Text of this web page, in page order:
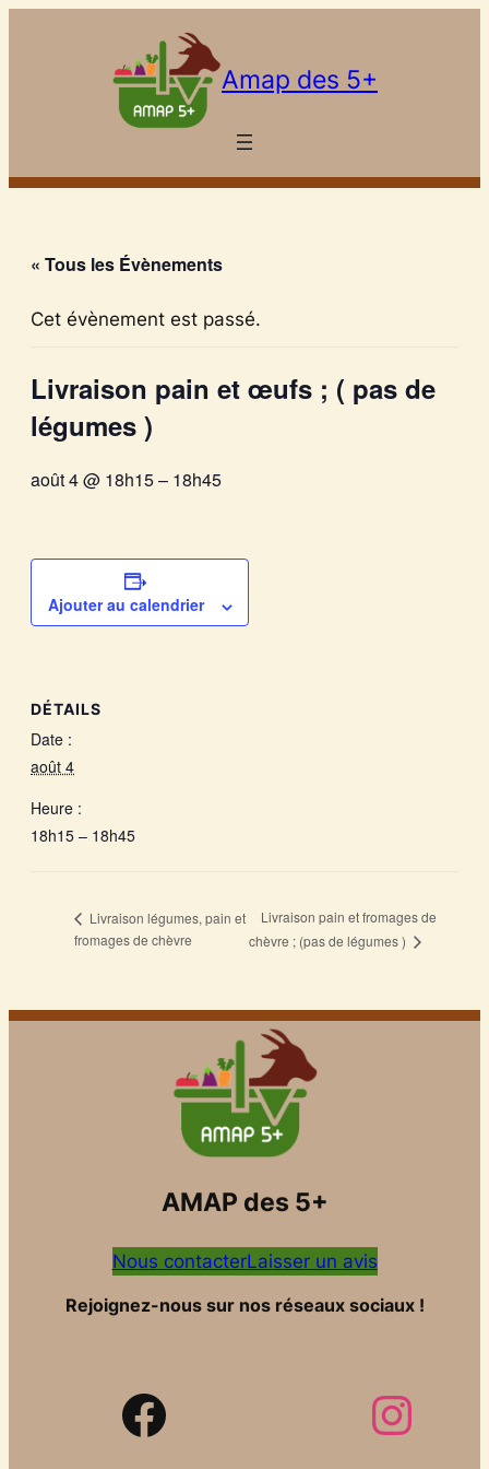
Amap des 5+
« Tous les Évènements
Cet évènement est passé.
Livraison pain et œufs ; ( pas de
légumes )
août 4 @ 18h15– 18h45
Ajouter au calendrier
DÉTAILS
Date :
août 4
Heure :
18h15 – 18h45
Livraison légumes, pain et
fromages de chèvre
Livraison pain et fromages de
chèvre ; (pas de légumes )
AMAP des 5+
Nous contacterLaisser un avis
Rejoignez-nous sur nos réseaux sociaux !
Facebook Instagram